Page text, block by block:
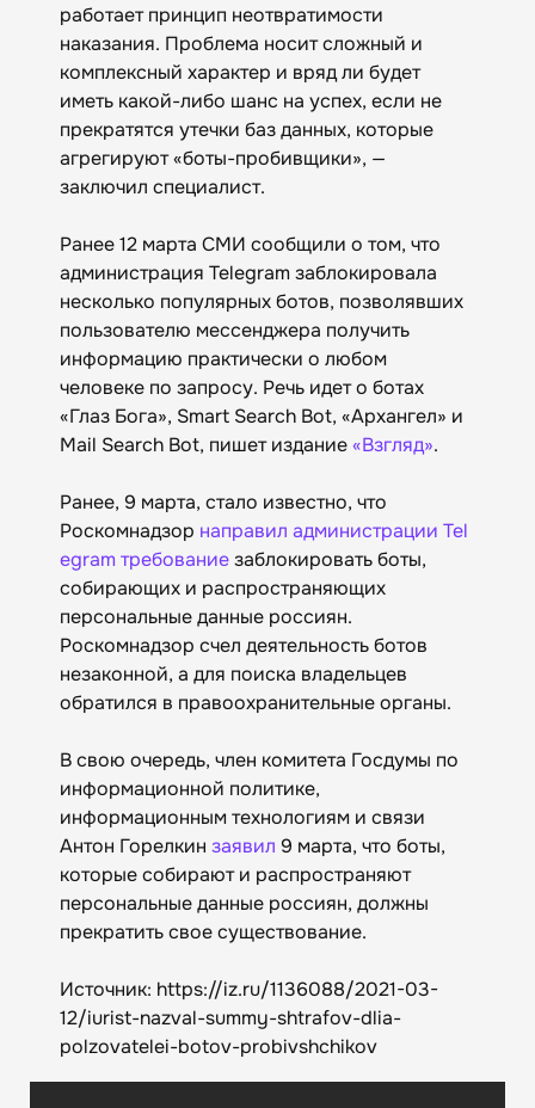
работает принцип неотвратимости
наказания. Проблема носит сложный и
комплексный характер и вряд ли будет
иметь какой-либо шанс на успех, если не
прекратятся утечки баз данных, которые
агрегируют «боты-пробивщики», —
заключил специалист.
Ранее 12 марта СМИ сообщили о том, что
администрация Telegram заблокировала
несколько популярных ботов, позволявших
пользователю мессенджера получить
информацию практически о любом
человеке по запросу. Речь идет о ботах
«Глаз Бога», Smart Search Bot, «Архангел» и
Mail Search Bot, пишет издание«Взгляд».
Ранее, 9 марта, стало известно, что
Роскомнадзор направил администрации Tel
egram требованиезаблокировать боты,
собирающих и распространяющих
персональные данные россиян.
Роскомнадзор счел деятельность ботов
незаконной, а для поиска владельцев
обратился в правоохранительные органы.
В свою очередь, член комитета Госдумы по
информационной политике,
информационным технологиям и связи
Антон Горелкин заявил 9 марта, что боты,
которые собирают и распространяют
персональные данные россиян, должны
прекратить свое существование.
Источник: https://iz.ru/1136088/2021-03-
12/iurist-nazval-summy-shtrafov-dlia-
polzovatelei-botov-probivshchikov